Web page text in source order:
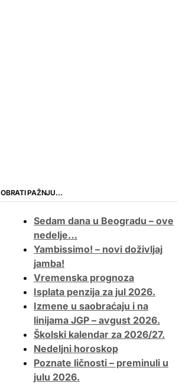
OBRATI PAŽNJU…
Sedam dana u Beogradu – ove
nedelje…
Yambissimo! – novi doživljaj
jamba!
Vremenska prognoza
Isplata penzija za jul 2026.
Izmene u saobraćaju i na
linijama JGP – avgust 2026.
Školski kalendar za 2026/27.
Nedeljni horoskop
Poznate ličnosti – preminuli u
julu 2026.